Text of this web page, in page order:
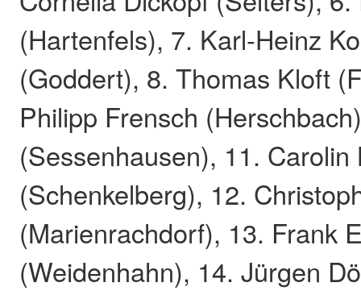
(Hartenfels), 7. Karl-Heinz
(Goddert), 8. Thomas Kloft
Philipp Frensch
(Sessenhausen), 11. Carolin
(Schenkelberg), 12.
(Marienrachdorf), 13. Frank
(Weidenhahn), 14. Jürgen